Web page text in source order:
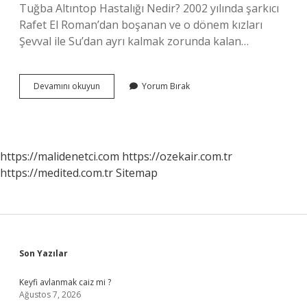
Tuğba Altıntop Hastalığı Nedir? 2002 yılında şarkıcı
Rafet El Roman’dan boşanan ve o dönem kızları
Şevval ile Su’dan ayrı kalmak zorunda kalan…
Devamını okuyun
Altıntop
Yorum Bırak
https://malidenetci.com https://ozekair.com.tr
https://medited.com.trSitemap
Sidebar
Son Yazılar
Keyfi avlanmak caiz mi ?
Ağustos 7, 2026